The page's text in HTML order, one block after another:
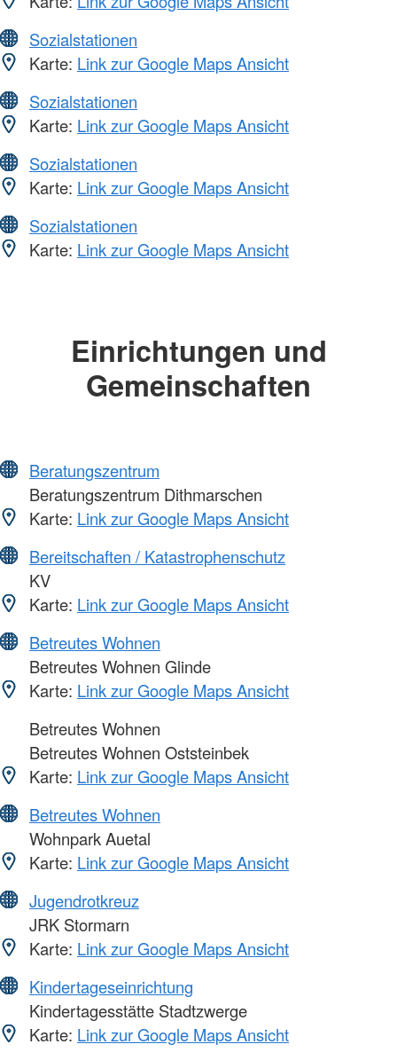
Sozialstationen
Karte: Link zur Google Maps Ansicht
Sozialstationen
Karte: Link zur Google Maps Ansicht
Sozialstationen
Karte: Link zur Google Maps Ansicht
Sozialstationen
Karte: Link zur Google Maps Ansicht
Einrichtungen und
Gemeinschaften
Beratungszentrum
Beratungszentrum Dithmarschen
Karte: Link zur Google Maps Ansicht
Bereitschaften / Katastrophenschutz
KV
Karte: Link zur Google Maps Ansicht
Betreutes Wohnen
Betreutes Wohnen Glinde
Karte: Link zur Google Maps Ansicht
Betreutes Wohnen
Betreutes Wohnen Oststeinbek
Karte: Link zur Google Maps Ansicht
Betreutes Wohnen
Wohnpark Auetal
Karte: Link zur Google Maps Ansicht
Jugendrotkreuz
JRK Stormarn
Karte: Link zur Google Maps Ansicht
Kindertageseinrichtung
Kindertagesstätte Stadtzwerge
Karte: Link zur Google Maps Ansicht